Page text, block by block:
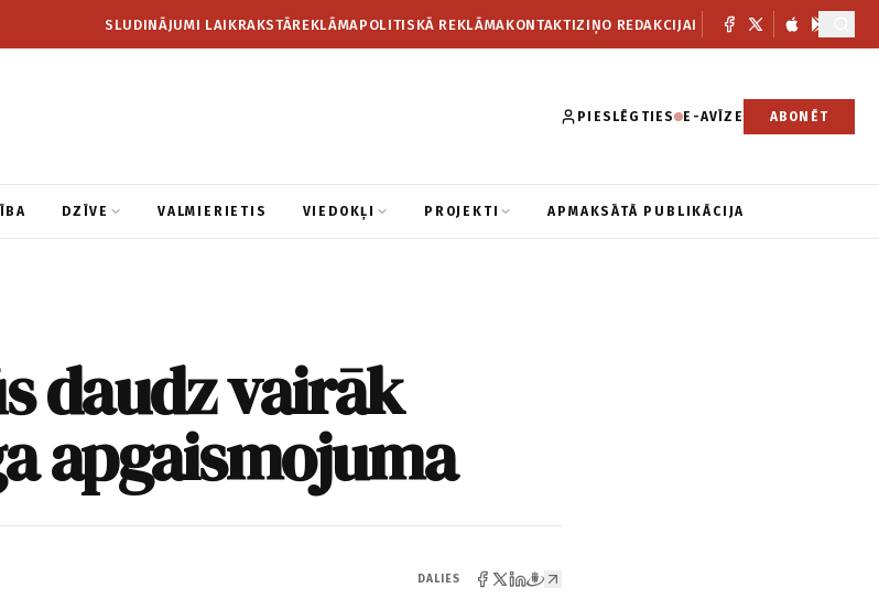
SLUDINĀJUMI LAIKRAKSTĀREKLĀMAPOLITISKĀ REKLĀMAKONTAKTIZIŅO REDAKCIJAI
PIESLĒGTIES E-AVĪZE ABONĒT
DZĪVE VALMIERIETIS VIEDOKĻI PROJEKTI APMAKSĀTĀ PUBLIKĀCIJA
daudz vairāk
apgaismojuma
DALIES